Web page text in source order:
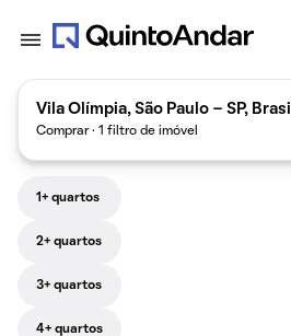
Vila Olímpia, São Paulo - SP, Brasil
Comprar · 1 filtro de imóvel
1+ quartos
2+ quartos
3+ quartos
4+ quartos